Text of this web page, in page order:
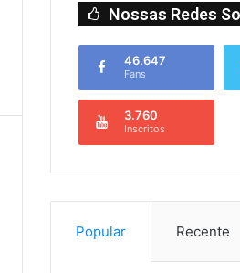
Nossas Redes
46.647
Fans
3.760
Inscritos
Popular Recente